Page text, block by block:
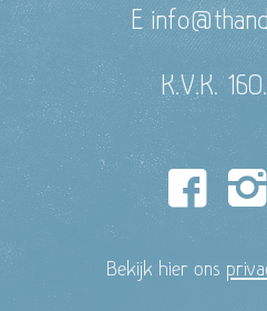
E
K.V.K.
Bekijk hier ons